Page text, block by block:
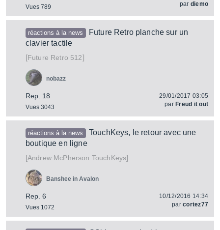
Vues 789
par diemo
réactions à la news
Future Retro planche sur un
clavier tactile
[Future Retro 512]
Rep. 18
Vues 3043
nobazz
29/01/2017 03:05
par Freud it out
réactions à la news
TouchKeys, le retour avec une
boutique en ligne
[Andrew McPherson TouchKeys]
Rep. 6
Vues 1072
Banshee in Avalon
10/12/2016 14:34
parcortez77